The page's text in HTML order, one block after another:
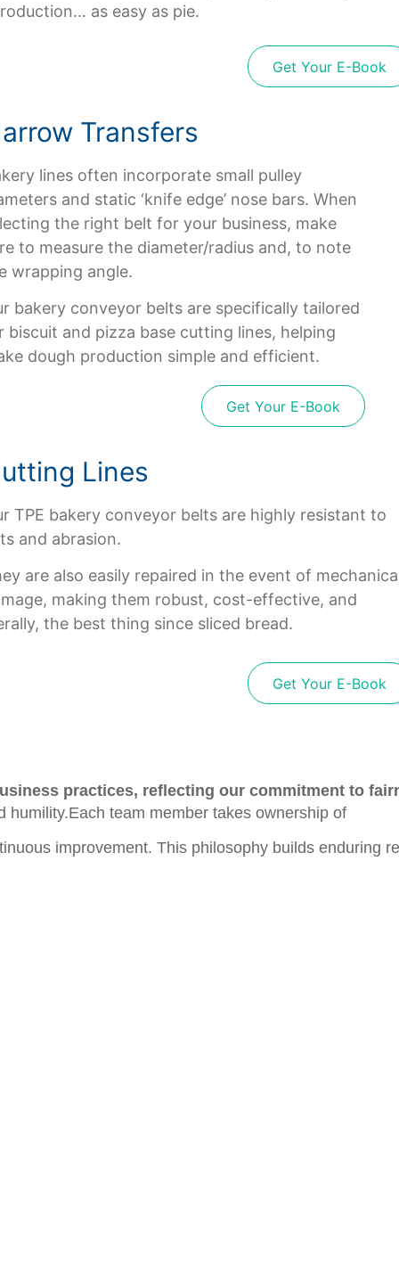
as easy as pie.
Get Your E-Book
Transfers
lines often incorporate small pulley
and static ‘knife edge’ nose bars. When
the right belt for your business, make
to measure the diameter/radius and, to note
wrapping angle.
bakery conveyor belts are specifically tailored
biscuit and pizza base cutting lines, helping
dough production simple and efficient.
Get Your E-Book
Lines
TPE bakery conveyor belts are highly resistant to
and abrasion.
are also easily repaired in the event of
making them robust, cost-effective, and
the best thing since sliced bread.
Get Your E-Book
practices, reflecting our commitment to
humility.Each team member takes ownership of
improvement. This philosophy builds enduring